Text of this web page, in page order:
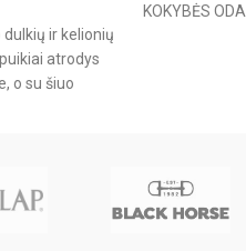
ir kelionių
atrodys
o su šiuo
KOKYBĖS ODA